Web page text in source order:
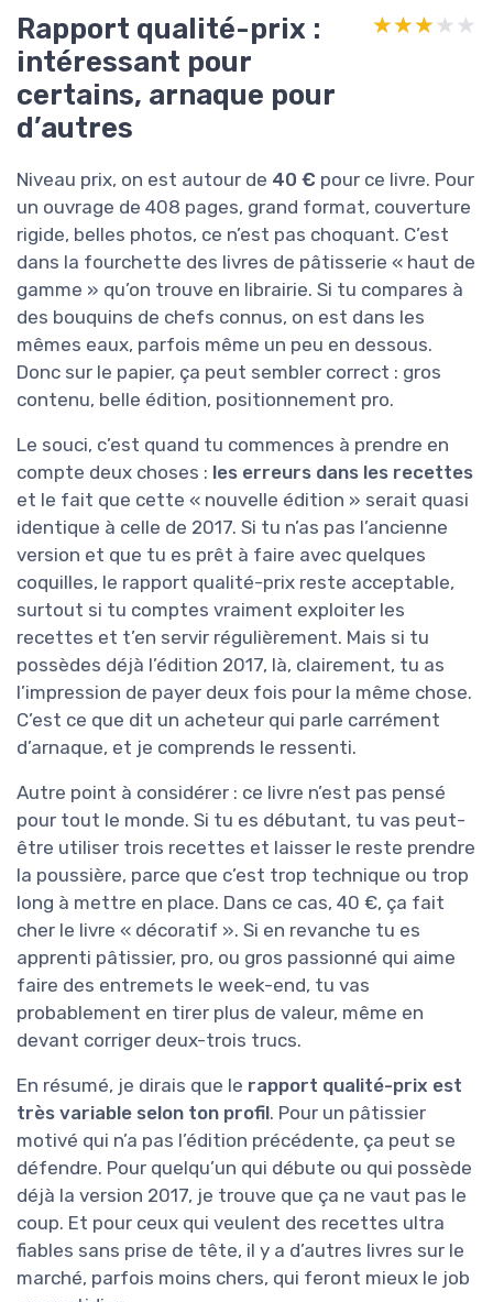
Rapport qualité-prix :
intéressant pour
certains, arnaque pour
d’autres
★★★★★
★★★★★
Niveau prix, on est autour de 40 € pour ce livre. Pour
un ouvrage de 408 pages, grand format, couverture
rigide, belles photos, ce n’est pas choquant. C’est
dans la fourchette des livres de pâtisserie « haut de
gamme » qu’on trouve en librairie. Si tu compares à
des bouquins de chefs connus, on est dans les
mêmes eaux, parfois même un peu en dessous.
Donc sur le papier, ça peut sembler correct : gros
contenu, belle édition, positionnement pro.
Le souci, c’est quand tu commences à prendre en
compte deux choses : les erreurs dans les recettes
et le fait que cette « nouvelle édition » serait quasi
identique à celle de 2017. Si tu n’as pas l’ancienne
version et que tu es prêt à faire avec quelques
coquilles, le rapport qualité-prix reste acceptable,
surtout si tu comptes vraiment exploiter les
recettes et t’en servir régulièrement. Mais si tu
possèdes déjà l’édition 2017, là, clairement, tu as
l’impression de payer deux fois pour la même chose.
C’est ce que dit un acheteur qui parle carrément
d’arnaque, et je comprends le ressenti.
Autre point à considérer : ce livre n’est pas pensé
pour tout le monde. Si tu es débutant, tu vas peut-
être utiliser trois recettes et laisser le reste prendre
la poussière, parce que c’est trop technique ou trop
long à mettre en place. Dans ce cas, 40 €, ça fait
cher le livre « décoratif ». Si en revanche tu es
apprenti pâtissier, pro, ou gros passionné qui aime
faire des entremets le week-end, tu vas
probablement en tirer plus de valeur, même en
devant corriger deux-trois trucs.
En résumé, je dirais que le rapport qualité-prix est
très variable selon ton profil. Pour un pâtissier
motivé qui n’a pas l’édition précédente, ça peut se
défendre. Pour quelqu’un qui débute ou qui possède
déjà la version 2017, je trouve que ça ne vaut pas le
coup. Et pour ceux qui veulent des recettes ultra
fiables sans prise de tête, il y a d’autres livres sur le
marché, parfois moins chers, qui feront mieux le job